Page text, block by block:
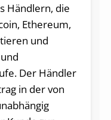
Händlern, die
Ethereum,
und
Der Händler
in der von